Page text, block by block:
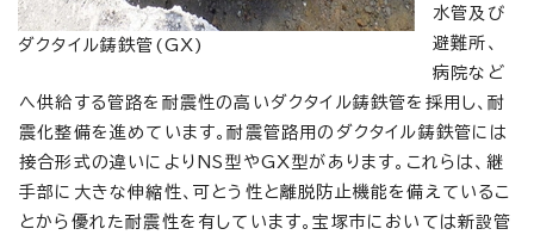
ダクタイル鋳鉄管(GX)
水管及び
避難所、
病院など
へ供給する管路を耐震性の高いダクタイル鋳鉄管を採用し、耐
震化整備を進めています。耐震管路用のダクタイル鋳鉄管には
接合形式の違いによりNS型やGX型があります。これらは、継
手部に大きな伸縮性、可とう性と離脱防止機能を備えているこ
とから優れた耐震性を有しています。宝塚市においては新設管